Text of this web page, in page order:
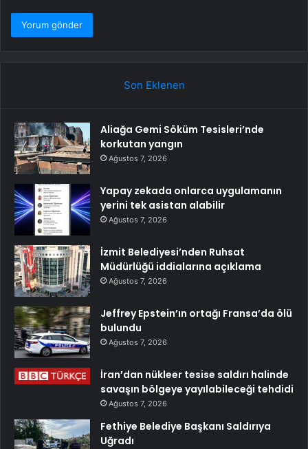
Son Eklenen
Aliağa Gemi Söküm Tesisleri’nde
korkutan yangın
Ağustos 7, 2026
Yapay zekada onlarca uygulamanın
yerini tek asistan alabilir
Ağustos 7, 2026
İzmit Belediyesi’nden Ruhsat
Müdürlüğü iddialarına açıklama
Ağustos 7, 2026
Jeffrey Epstein’ın ortağı Fransa’da ölü
bulundu
Ağustos 7, 2026
İran’dan nükleer tesise saldırı halinde
savaşın bölgeye yayılabileceği tehdidi
Ağustos 7, 2026
Fethiye Belediye Başkanı Saldırıya
Uğradı